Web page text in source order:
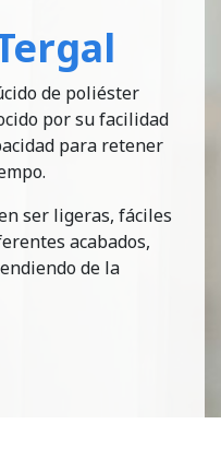
de poliéster
por su facilidad
para retener
ser ligeras, fáciles
acabados,
de la